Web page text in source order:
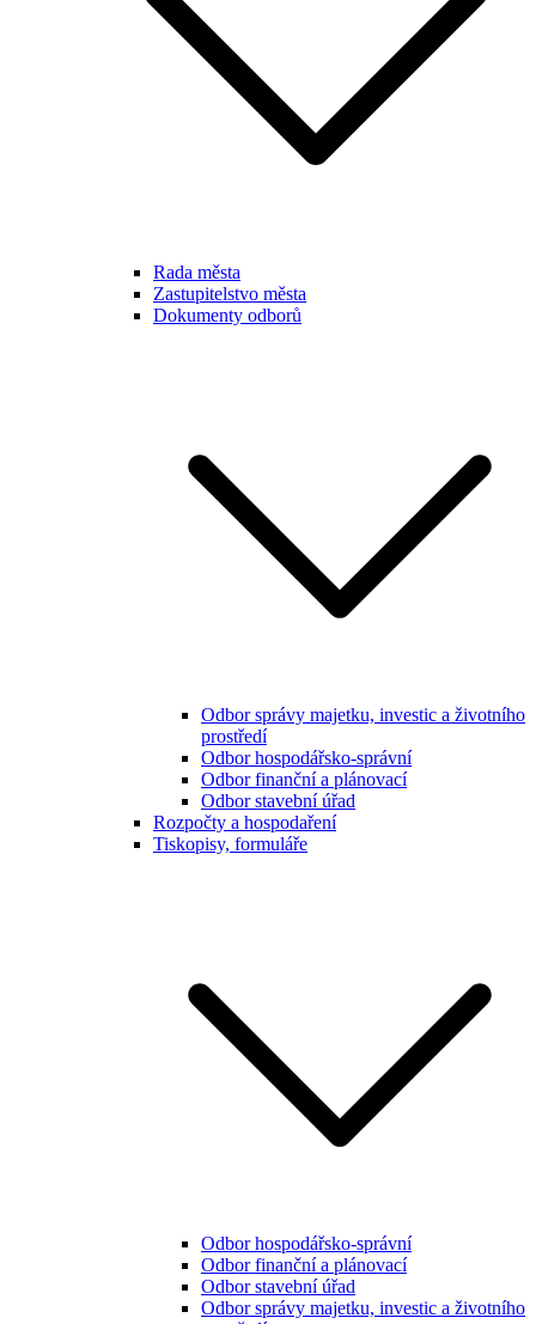
Rada města
Zastupitelstvo města
Dokumenty odborů
Odbor správy majetku, investic a životního
prostředí
Odbor hospodářsko-správní
Odbor finanční a plánovací
Odbor stavební úřad
Rozpočty a hospodaření
Tiskopisy, formuláře
Odbor hospodářsko-správní
Odbor finanční a plánovací
Odbor stavební úřad
Odbor správy majetku, investic a životního